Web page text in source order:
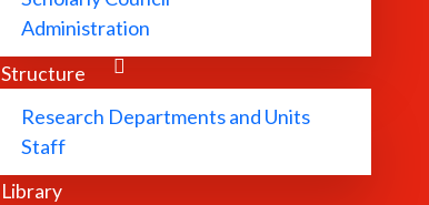
Administration
Structure
Research Departments and Units
Staff
Library